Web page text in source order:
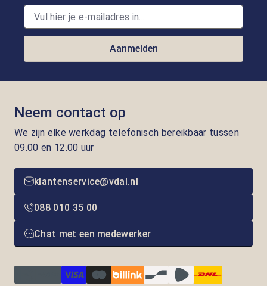
Aanmelden
Neem contact op
We zijn elke werkdag telefonisch bereikbaar tussen
09.00 en 12.00 uur
klantenservice@vdal.nl
088 010 35 00
Chat met een medewerker